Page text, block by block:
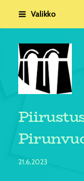
Siirry
sivun
Valikko
21.6.2023